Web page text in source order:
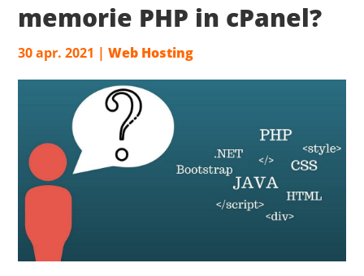
memorie PHP in cPanel?
30 apr. 2021 |Web Hosting